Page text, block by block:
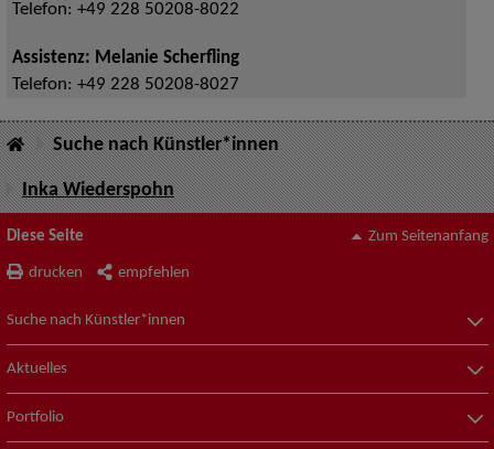
Telefon: +49 228 50208-8022
Assistenz: Melanie Scherfling
Telefon: +49 228 50208-8027
Suche nach Künstler*innen
Inka Wiederspohn
Diese Seite
drucken empfehlen
Zum Seitenanfang
Suche nach Künstler*innen
Aktuelles
Portfolio